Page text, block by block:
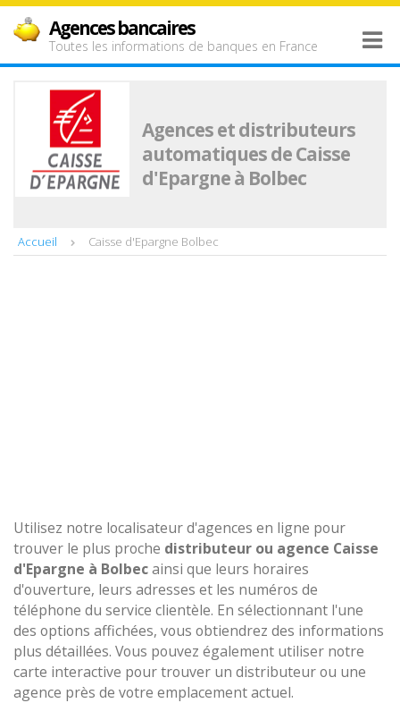
Agences bancaires
Toutes les informations de banques en France
Agences et distributeurs
automatiques de Caisse
d'Epargne à Bolbec
Accueil Caisse d'Epargne Bolbec
Utilisez notre localisateur d'agences en ligne pour
trouver le plus proche distributeur ou agence Caisse
d'Epargne à Bolbecainsi que leurs horaires
d'ouverture, leurs adresses et les numéros de
téléphone du service clientèle. En sélectionnant l'une
des options affichées, vous obtiendrez des informations
plus détaillées. Vous pouvez également utiliser notre
carte interactive pour trouver un distributeur ou une
agence près de votre emplacement actuel.